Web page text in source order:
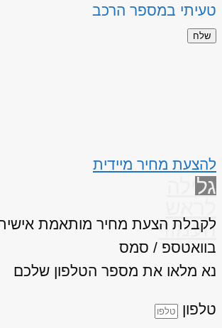
טעיתי במספר הרכב
שלח
להצעת מחיר מיידית
גלילה
העמוד
לקבלת הצעת מחיר מותאמת
בוואטספ / סמס
נא מלאו את מספר הטלפון שלכם
טלפון